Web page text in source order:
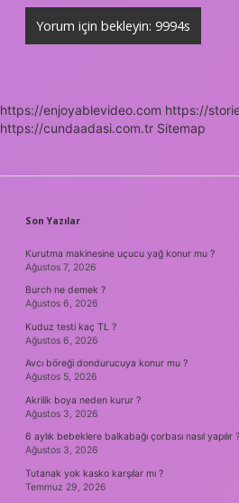
https://enjoyablevideo.com https://
https://cundaadasi.com.tr Sitemap
SIDEBAR
Son Yazılar
Kurutma makinesine uçucu yağ konur mu ?
Ağustos 7, 2026
Burch ne demek ?
Ağustos 6, 2026
Kuduz testi kaç TL ?
Ağustos 6, 2026
Avcı böreği dondurucuya konur mu ?
Ağustos 5, 2026
Akrilik boya neden kurur ?
Ağustos 3, 2026
6 aylık bebeklere balkabağı çorbası nasıl yapılır ?
Ağustos 3, 2026
Tutanak yok kasko karşılar mı ?
Temmuz 29, 2026